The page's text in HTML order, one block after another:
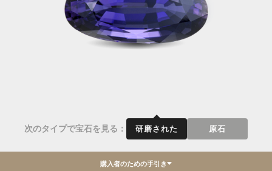
次のタイプで宝石を見る： 研磨された 原石
購入者のための手引き